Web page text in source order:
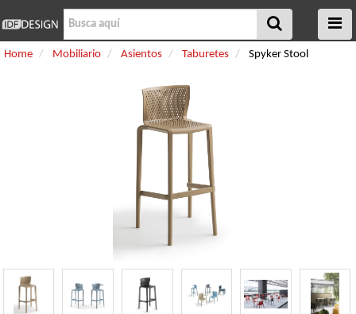
Home Mobiliario Asientos Taburetes Spyker Stool